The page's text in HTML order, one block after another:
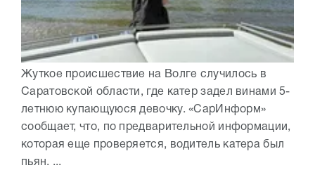
Жуткое происшествие на Волге случилось в
Саратовской области, где катер задел винами 5-
летнюю купающуюся девочку. «СарИнформ»
сообщает, что, по предварительной информации,
которая еще проверяется, водитель катера был
пьян. ...